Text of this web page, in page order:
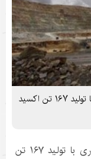
مجتمع مس شهربابک در دی ماه سال جاری با تولید ۱۶۷ تن اکسید
مجتمع مس شهربابک در دی ماه سال جاری با تولید ۱۶۷ تن